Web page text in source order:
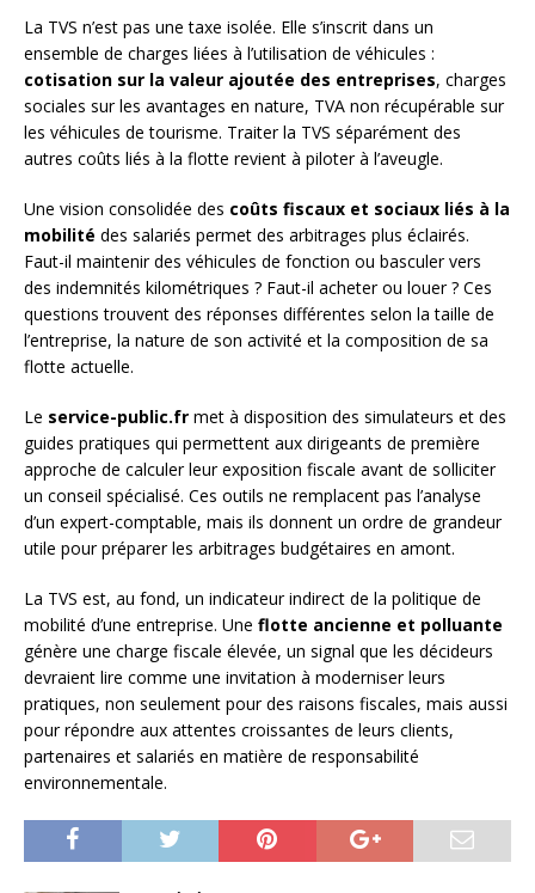
La TVS n’est pas une taxe isolée. Elle s’inscrit dans un
ensemble de charges liées à l’utilisation de véhicules :
cotisation sur la valeur ajoutée des entreprises, charges
sociales sur les avantages en nature, TVA non récupérable sur
les véhicules de tourisme. Traiter la TVS séparément des
autres coûts liés à la flotte revient à piloter à l’aveugle.
Une vision consolidée des coûts fiscaux et sociaux liés à la
mobilité des salariés permet des arbitrages plus éclairés.
Faut-il maintenir des véhicules de fonction ou basculer vers
des indemnités kilométriques ? Faut-il acheter ou louer ? Ces
questions trouvent des réponses différentes selon la taille de
l’entreprise, la nature de son activité et la composition de sa
flotte actuelle.
Le service-public.fr met à disposition des simulateurs et des
guides pratiques qui permettent aux dirigeants de première
approche de calculer leur exposition fiscale avant de solliciter
un conseil spécialisé. Ces outils ne remplacent pas l’analyse
d’un expert-comptable, mais ils donnent un ordre de grandeur
utile pour préparer les arbitrages budgétaires en amont.
La TVS est, au fond, un indicateur indirect de la politique de
mobilité d’une entreprise. Une flotte ancienne et polluante
génère une charge fiscale élevée, un signal que les décideurs
devraient lire comme une invitation à moderniser leurs
pratiques, non seulement pour des raisons fiscales, mais aussi
pour répondre aux attentes croissantes de leurs clients,
partenaires et salariés en matière de responsabilité
environnementale.